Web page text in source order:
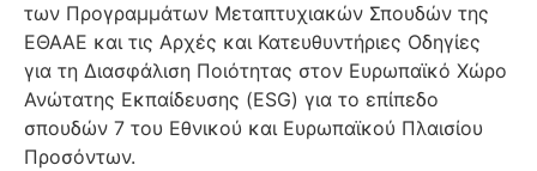
των Προγραμμάτων Μεταπτυχιακών Σπουδών της
ΕΘΑΑΕ και τις Αρχές και Κατευθυντήριες Οδηγίες
για τη Διασφάλιση Ποιότητας στον Ευρωπαϊκό Χώρο
Ανώτατης Εκπαίδευσης (ESG) για το επίπεδο
σπουδών 7 του Εθνικού και Ευρωπαϊκού Πλαισίου
Προσόντων.